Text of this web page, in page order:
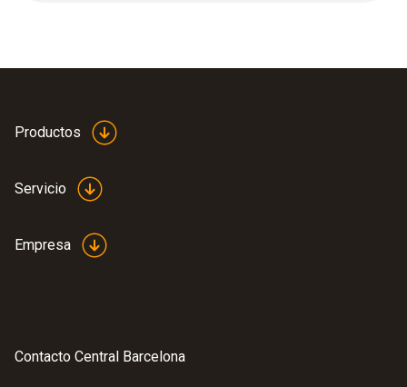
Productos
Servicio
Empresa
Contacto Central Barcelona